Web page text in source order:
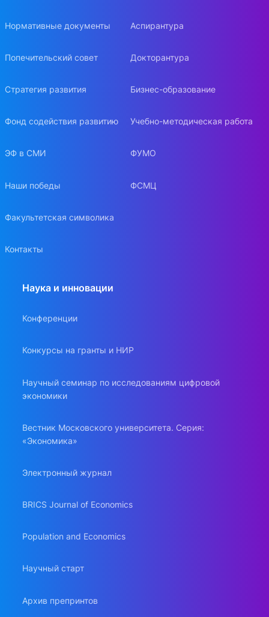
Нормативные документы
Попечительский совет
Стратегия развития
Фонд содействия развитию
ЭФ в СМИ
Наши победы
Факультетская символика
Контакты
Аспирантура
Докторантура
Бизнес-образование
Учебно-методическая работа
ФУМО
ФСМЦ
Наука и инновации
Конференции
Конкурсы на гранты и НИР
Научный семинар по исследованиям цифровой
экономики
Вестник Московского университета. Серия:
«Экономика»
Электронный журнал
BRICS Journal of Economics
Population and Economics
Научный старт
Архив препринтов